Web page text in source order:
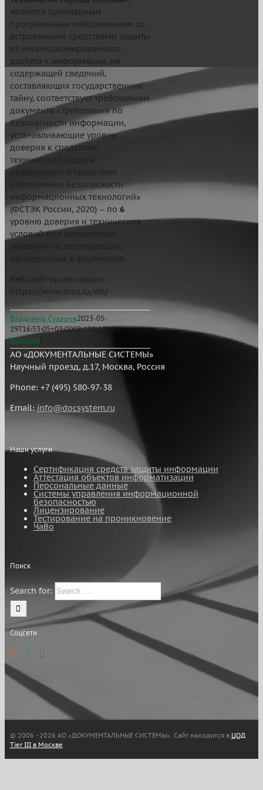
является прикладным
программным обеспечением со
встроенными средствами защиты
от несанкционированного
доступа к информации, не
содержащей сведений,
составляющих государственную
тайну, соответствует требованиям
документа «Требования по
безопасности информации,
устанавливающие уровни
доверия к средствам
технической защиты
информация и средствам
обеспечения безопасности
информационных технологий»
(ФСТЭК России, 2020) – по 6
уровню доверия и технических
условий при выполнении
указаний по эксплуатации,
приведенных в формуляре.
Веб-сайт организации:
https://www.mos.ru/dit/
Владимир Сухарев2023-05-
29T16:53:05+03:0009 / 08 / 2022|
Новости
АО «ДОКУМЕНТАЛЬНЫЕ СИСТЕМЫ»
Научный проезд, д.17, Москва, Россия
Phone: +7 (495) 580-97-38
Email: info@docsystem.ru
Наши услуги
Сертификация средств защиты информации
Аттестация объектов информатизации
Персональные данные
Системы управления информационной
безопасностью
Лицензирование
Тестирование на проникновение
ЧаВо
Поиск
Search for:
Соцсети
© 2006 - 2026 АО «ДОКУМЕНТАЛЬНЫЕ СИСТЕМЫ». Сайт находится в ЦОД
Tier III в Москве.